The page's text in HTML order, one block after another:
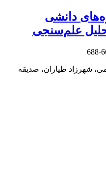
دانشی
شهرزاد طیاران، صدیقه